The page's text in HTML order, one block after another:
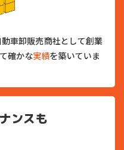
車卸販売商社として創業
確かな実績を築いていま
ンスも